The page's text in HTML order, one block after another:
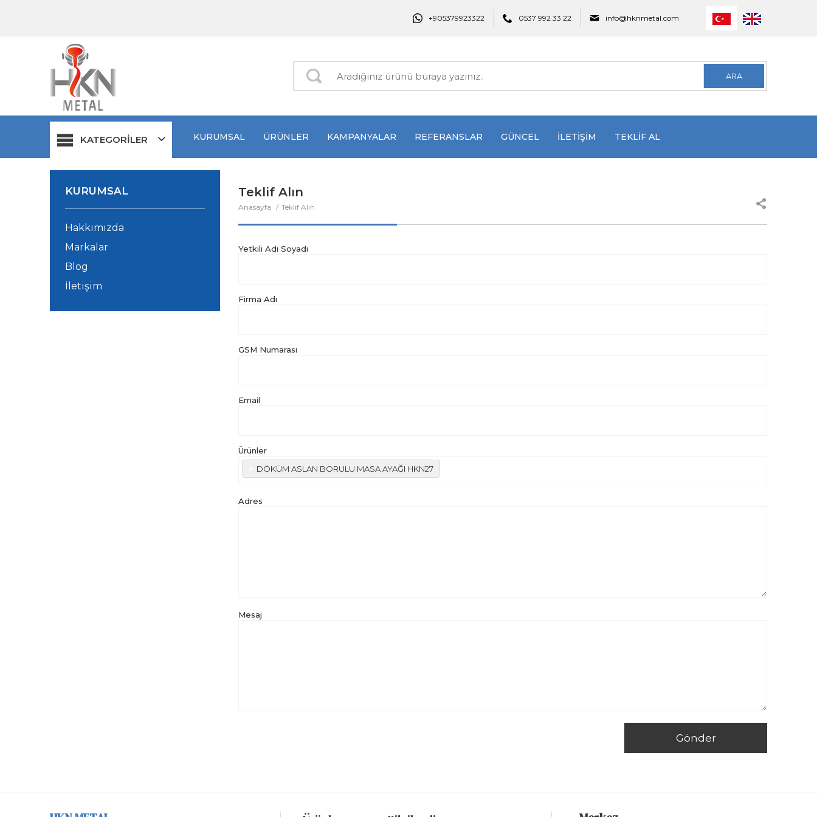
+905379923322 0537 992 33 22 info@hknmetal.com
ARA
KATEGORİLER KURUMSAL ÜRÜNLER KAMPANYALAR REFERANSLAR GÜNCEL İLETİŞİM TEKLİF AL
KURUMSAL
Hakkımızda
Markalar
Blog
İletişim
Teklif Alın
Anasayfa Teklif Alın
Yetkili Adı Soyadı
Firma Adı
GSM Numarası
Email
Ürünler
DÖKÜM ASLAN BORULU MASA AYAĞI HKN27
Adres
Mesaj
Gönder